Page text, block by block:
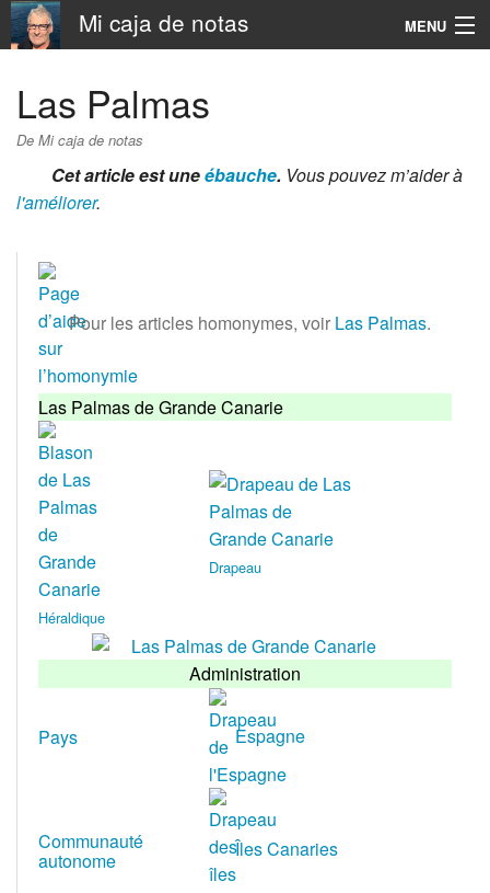
Mi caja de notas MENU
Las Palmas
De Mi caja de notas
Cet article est uneébauche. Vous pouvez m’aider à
l'améliorer.
Pour les articles homonymes, voir Las Palmas.
Las Palmas de Grande Canarie
Héraldique
Drapeau
Administration
Pays Espagne
Communauté
autonome Îles Canaries